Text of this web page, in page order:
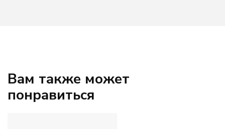
Вам также может
понравиться